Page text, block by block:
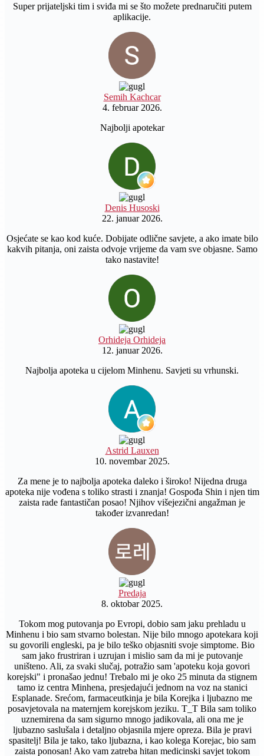
Super prijateljski tim i sviđa mi se što možete prednaručiti putem
aplikacije.
Semih Kachcar
4. februar 2026.
Najbolji apotekar
Denis Husoski
22. januar 2026.
Osjećate se kao kod kuće. Dobijate odlične savjete, a ako imate bilo
kakvih pitanja, oni zaista odvoje vrijeme da vam sve objasne. Samo
tako nastavite!
Orhideja Orhideja
12. januar 2026.
Najbolja apoteka u cijelom Minhenu. Savjeti su vrhunski.
Astrid Lauxen
10. novembar 2025.
Za mene je to najbolja apoteka daleko i široko! Nijedna druga
apoteka nije vođena s toliko strasti i znanja! Gospođa Shin i njen tim
zaista rade fantastičan posao! Njihov višejezični angažman je
također izvanredan!
Predaja
8. oktobar 2025.
Tokom mog putovanja po Evropi, dobio sam jaku prehladu u
Minhenu i bio sam stvarno bolestan. Nije bilo mnogo apotekara koji
su govorili engleski, pa je bilo teško objasniti svoje simptome. Bio
sam jako frustriran i uzrujan i mislio sam da mi je putovanje
uništeno. Ali, za svaki slučaj, potražio sam 'apoteku koja govori
korejski" i pronašao jednu! Trebalo mi je oko 25 minuta da stignem
tamo iz centra Minhena, presjedajući jednom na voz na stanici
Esplanade. Srećom, farmaceutkinja je bila Korejka i ljubazno me
posavjetovala na maternjem korejskom jeziku. T_T Bila sam toliko
uznemirena da sam sigurno mnogo jadikovala, ali ona me je
ljubazno saslušala i detaljno objasnila mjere opreza. Bila je pravi
spasitelj! Bila je tako, tako ljubazna, i kao kolega Korejac, bio sam
zaista ponosan! Ako vam zatreba hitan medicinski savjet tokom